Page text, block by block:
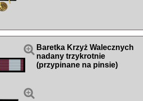


Baretka Krzyż Walecznych
nadany trzykrotnie
(przypinane na pinsie)